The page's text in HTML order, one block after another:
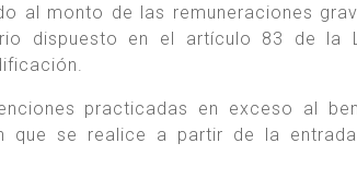
al monto de las remuneraciones
dispuesto en el artículo 83 de la
practicadas en exceso al
que se realice a partir de la